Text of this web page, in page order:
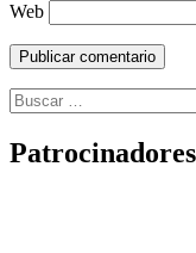
Web
Buscar:
Patrocinadores